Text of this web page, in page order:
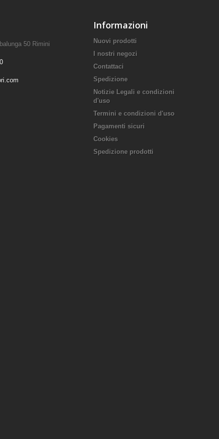
50 Rimini
Informazioni
Nuovi prodotti
I nostri negozi
Contattaci
Spedizione
Notizie Legali e condizioni
d'uso
Termini e condizioni d'uso
Pagamenti sicuri
Cookies
Spedizione prodotti